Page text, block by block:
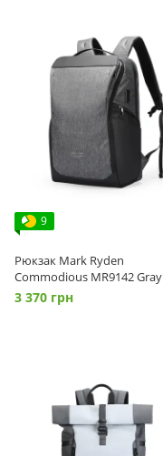
9
Рюкзак Mark Ryden
Commodious MR9142 Gray
3 370 грн